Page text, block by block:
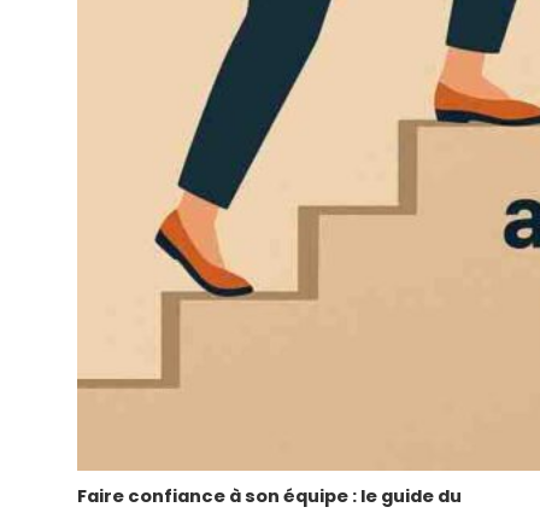
Faire confiance à son équipe : le guide du